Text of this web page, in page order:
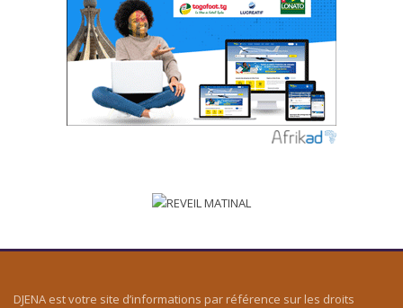
DJENA est votre site d’informations par référence sur les droits